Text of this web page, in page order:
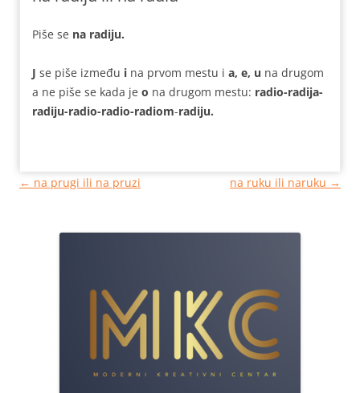
Piše se na radiju.
J se piše između i na prvom mestu i a, e, u na drugom
a ne piše se kada je o na drugom mestu: radio-radija-
radiju-radio-radio-radiom-radiju.
Кретање
← na prugi ili na pruzi na ruku ili naruku →